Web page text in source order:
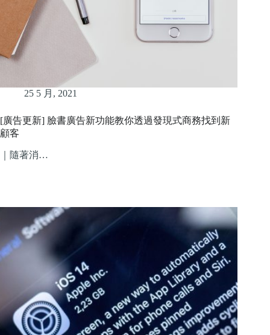
25 5 月, 2021
[廣告更新] 臉書廣告新功能教你透過發現式商務找到新
顧客
｜隨著消…